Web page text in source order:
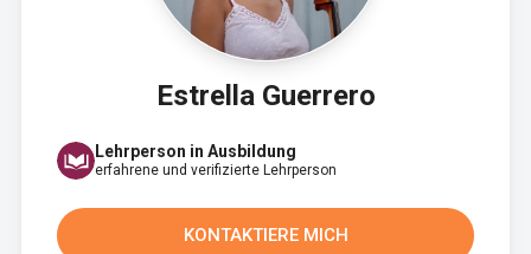
Estrella Guerrero
Lehrperson in Ausbildung
erfahrene und verifizierte Lehrperson
KONTAKTIERE MICH